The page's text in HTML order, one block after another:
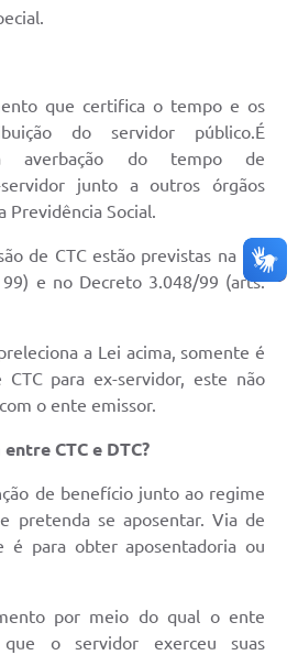
que certifica o tempo e os
do servidor público.É
averbação do tempo de
junto a outros órgãos
Previdência Social.
de CTC estão previstas na Lei
e no Decreto 3.048/99 (arts.
a Lei acima, somente é
CTC para ex-servidor, este não
o ente emissor.
CTC e DTC?
de benefício junto ao regime
pretenda se aposentar. Via de
é para obter aposentadoria ou
por meio do qual o ente
que o servidor exerceu suas